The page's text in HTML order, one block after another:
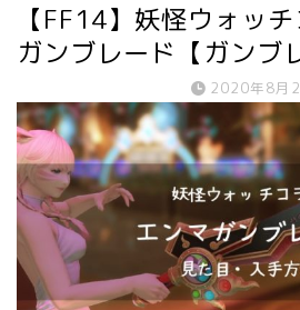
【FF14】妖怪ウォッ
ガンブレード【ガンブ
2020年8月